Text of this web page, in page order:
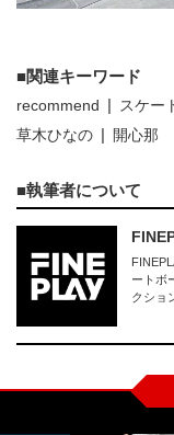
関連キーワード
recommend スケー
草木ひなの
開心那
執筆者について
ートボ
クショ